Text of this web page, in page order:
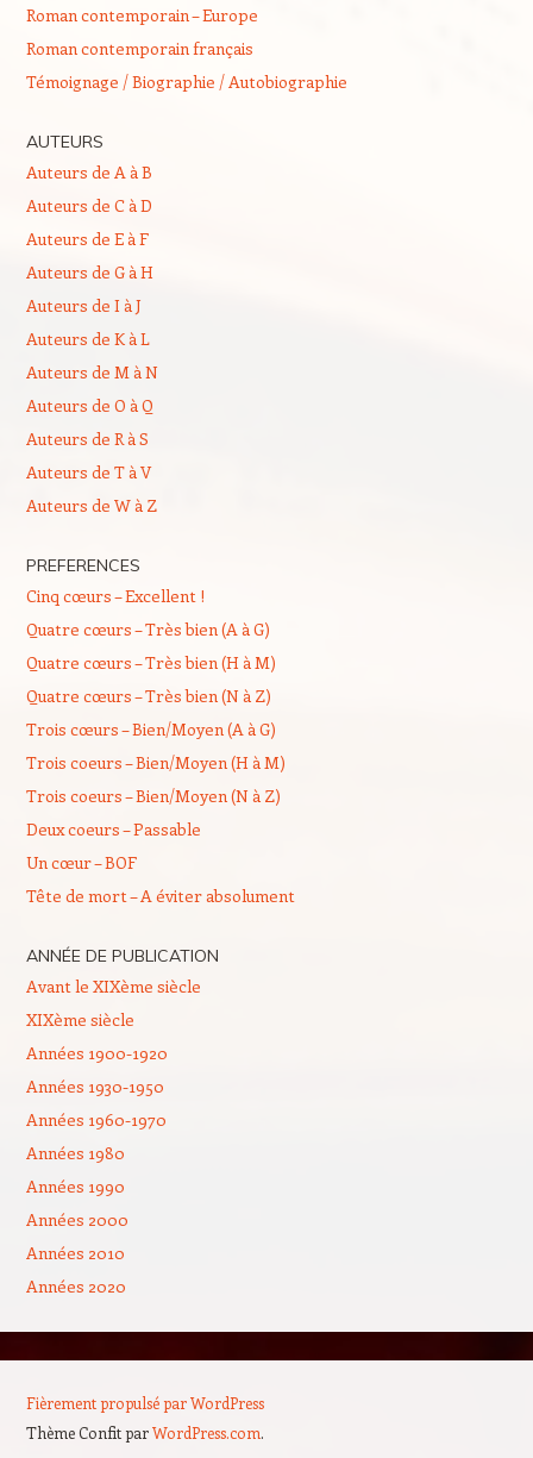
Roman contemporain – Europe
Roman contemporain français
Témoignage / Biographie / Autobiographie
AUTEURS
Auteurs de A à B
Auteurs de C à D
Auteurs de E à F
Auteurs de G à H
Auteurs de I à J
Auteurs de K à L
Auteurs de M à N
Auteurs de O à Q
Auteurs de R à S
Auteurs de T à V
Auteurs de W à Z
PREFERENCES
Cinq cœurs – Excellent !
Quatre cœurs – Très bien (A à G)
Quatre cœurs – Très bien (H à M)
Quatre cœurs – Très bien (N à Z)
Trois cœurs – Bien/Moyen (A à G)
Trois coeurs – Bien/Moyen (H à M)
Trois coeurs – Bien/Moyen (N à Z)
Deux coeurs – Passable
Un cœur – BOF
Tête de mort – A éviter absolument
ANNÉE DE PUBLICATION
Avant le XIXème siècle
XIXème siècle
Années 1900-1920
Années 1930-1950
Années 1960-1970
Années 1980
Années 1990
Années 2000
Années 2010
Années 2020
Fièrement propulsé par WordPress
Thème Confit parWordPress.com.